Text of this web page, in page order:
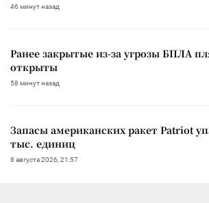
46 минут назад
Ранее закрытые из-за угрозы БПЛА
открыты
58 минут назад
Запасы американских ракет Patriot
тыс. единиц
8 августа 2026, 21:57